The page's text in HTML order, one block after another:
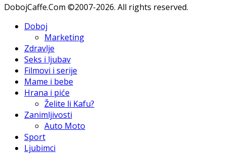
DobojCaffe.Com ©2007-2026. All rights reserved.
Doboj
Marketing
Zdravlje
Seks i ljubav
Filmovi i serije
Mame i bebe
Hrana i piće
Želite li Kafu?
Zanimljivosti
Auto Moto
Sport
Ljubimci